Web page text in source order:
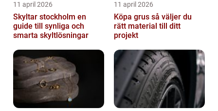
11 april 2026
Skyltar stockholm en
guide till synliga och
smarta skyltlösningar
11 april 2026
Köpa grus så väljer du
rätt material till ditt
projekt